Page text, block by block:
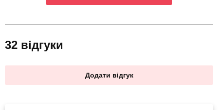
32 відгуки
Додати відгук